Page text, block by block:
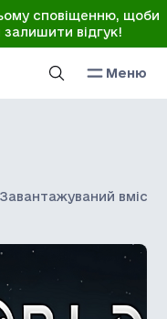
сповіщенню, щоби
відгук!
Меню
Завантажуваний вміст